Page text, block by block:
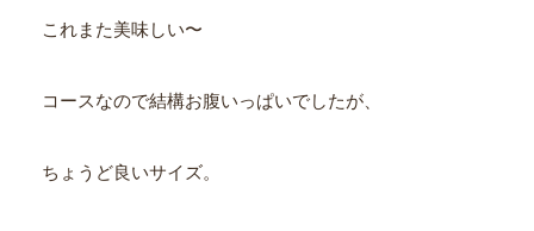
これまた美味しい〜
コースなので結構お腹いっぱいでしたが、
ちょうど良いサイズ。